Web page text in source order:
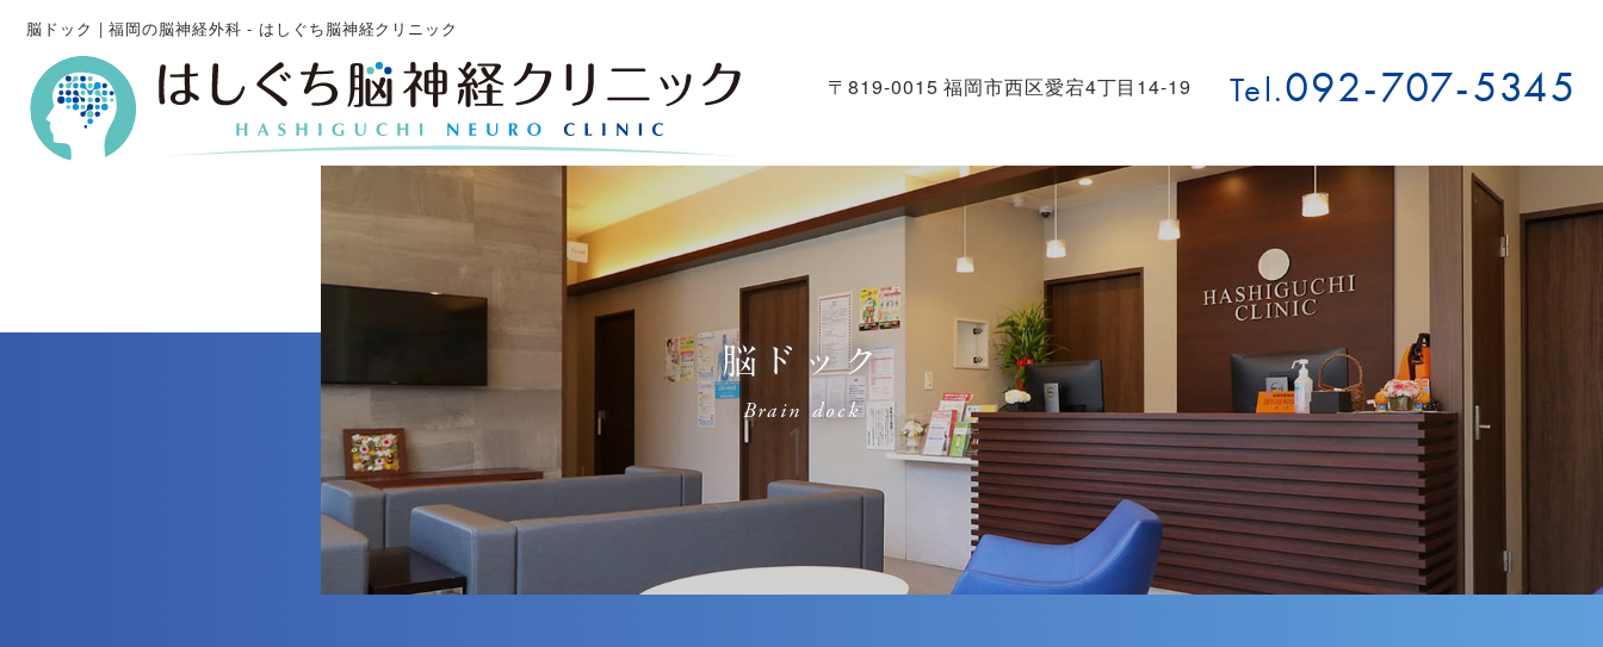
脳ドック | 福岡の脳神経外科 - はしぐち脳神経クリニック
〒819-0015 福岡市西区愛宕4丁目14-19 Tel.092-707-5345
脳ドック
Brain dock